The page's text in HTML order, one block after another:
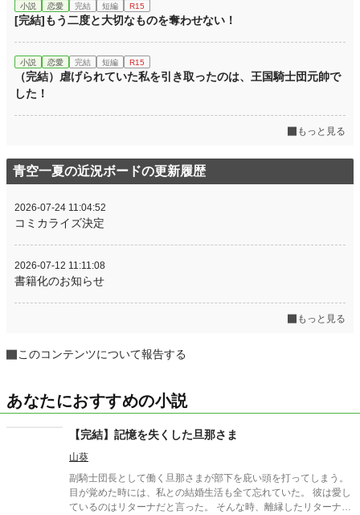
小説 恋愛 完結 短編 R15
[完結]もう二度と大切なものを奪わせない！
小説 恋愛 完結 短編 R15
（完結）虐げられていた私を引き取ったのは、王国騎士団元帥で
した！
もっと見る
青空一夏の近況ボードの更新履歴
2026-07-24 11:04:52
コミカライズ決定
2026-07-12 11:11:08
書籍化のお知らせ
もっと見る
このコンテンツについて報告する
あなたにおすすめの小説
【完結】記憶を失くした旦那さま
山葵
副騎士団長として働く旦那さまが部下を庇い頭を打ってしまう。
目が覚めた時には、私との結婚生活も全て忘れていた。 彼は愛し
ているのはリターナだと言った。 そんな時、離縁したリターナさ